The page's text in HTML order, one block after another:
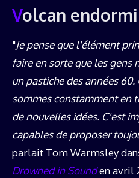
Volcan endormi
"Je pense que l'élément
faire en sorte que les gens
un pastiche des années
sommes constamment en
de nouvelles idées. C'est
capables de proposer
parlait Tom Warmsley
Drowned in Sounden avril